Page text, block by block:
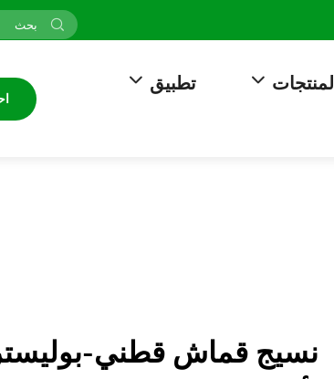
المنتجات
تطبيق
نسيج قماش قطني-